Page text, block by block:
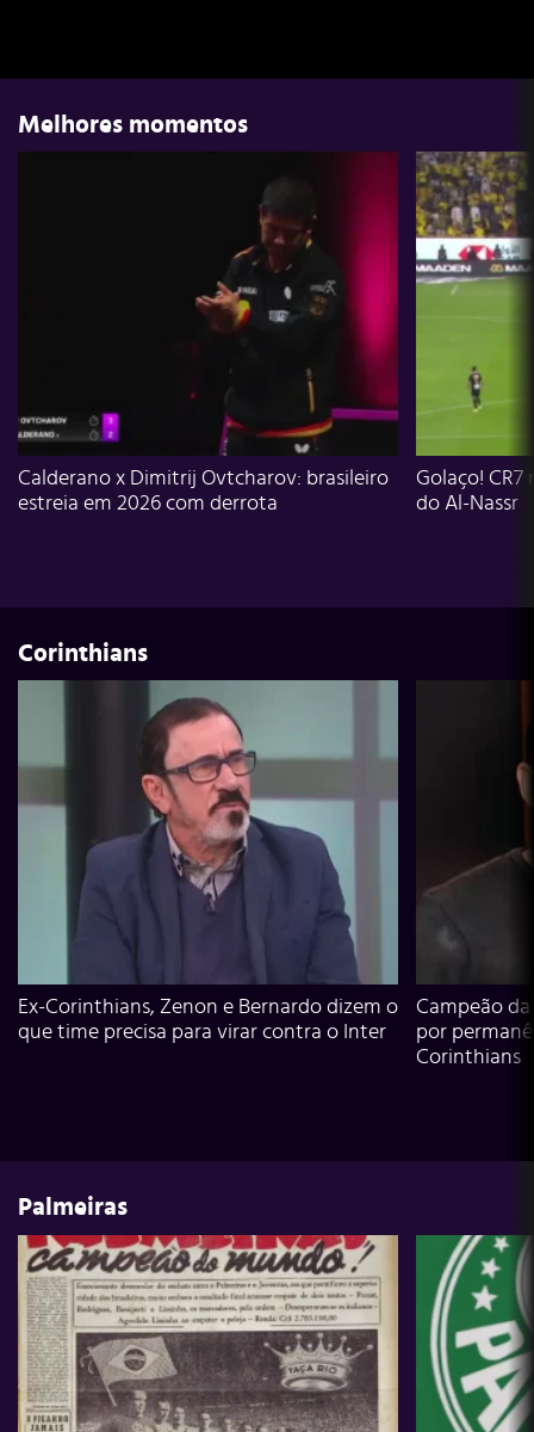
Melhores momentos
Calderano x Dimitrij Ovtcharov: brasileiro
estreia em 2026 com derrota
Golaço!
do Al-Nassr
Corinthians
Ex-Corinthians, Zenon e Bernardo dizem o
que time precisa para virar contra o Inter
Campeão
por
Corinthians
Palmeiras